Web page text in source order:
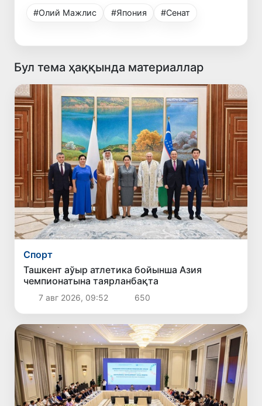
#Олий Мажлис #Япония #Сенат
Бул тема ҳаққында материаллар
Спорт
Ташкент аўыр атлетика бойынша Азия
чемпионатына таярланбақта
7 авг 2026, 09:52 650